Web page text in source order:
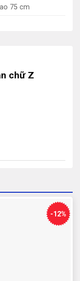
75 cm
chữ Z
-12%